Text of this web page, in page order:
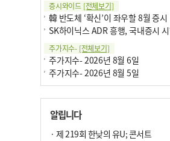
증시와이드 [전체보기]
韓 반도체 ‘확신’이 좌우할 8월 증시
SK하이닉스 ADR 흥행, 국내증시
주가지수- [전체보기]
주가지수- 2026년 8월 6일
주가지수- 2026년 8월 5일
알립니다
· 제 219회 한낮의 유U; 콘서트